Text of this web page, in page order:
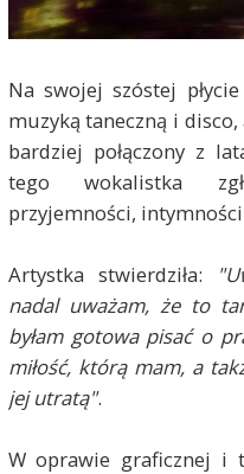
Na swojej szóstej
muzyką taneczną i
bardziej połączony z
tego wokalistka
przyjemności,
Artystka stwierdziła:
nadal uważam, że to
byłam gotowa pisać o
miłość, którą mam, a
jej utratą".
W oprawie graficznej i